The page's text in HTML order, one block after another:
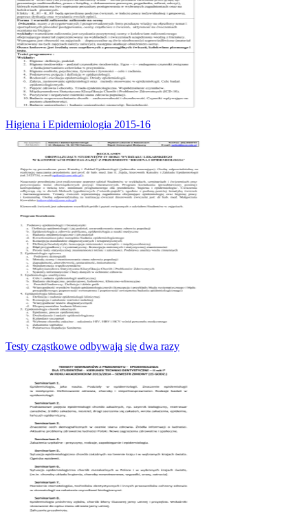
Higiena i Epidemiologia 2015-16
Testy cząstkowe odbywają się dwa razy